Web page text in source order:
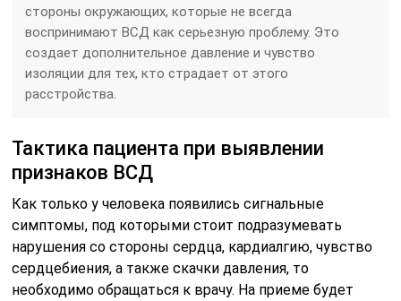
стороны окружающих, которые не всегда
воспринимают ВСД как серьезную проблему. Это
создает дополнительное давление и чувство
изоляции для тех, кто страдает от этого
расстройства.
Тактика пациента при выявлении
признаков ВСД
Как только у человека появились сигнальные
симптомы, под которыми стоит подразумевать
нарушения со стороны сердца, кардиалгию, чувство
сердцебиения, а также скачки давления, то
необходимо обращаться к врачу. На приеме будет